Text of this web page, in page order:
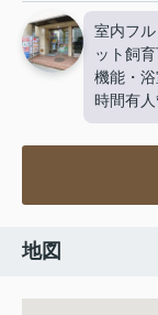
室内フ
ット飼
機能・
時間有
地図